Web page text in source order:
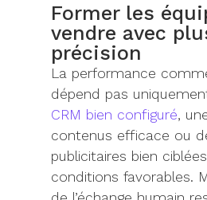
Former les
vendre avec
précision
La performance
dépend pas
CRM bien configuré,
contenus efficace ou
publicitaires bien
conditions favorables.